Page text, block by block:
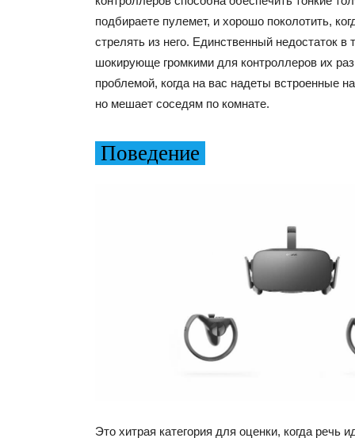
подбираете пулемет, и хорошо поколотить,
стрелять из него. Единственный недостаток в
шокирующе громкими для контроллеров их
проблемой, когда на вас надеты встроенные
но мешает соседям по комнате.
Поведение
Это хитрая категория для оценки, когда речь